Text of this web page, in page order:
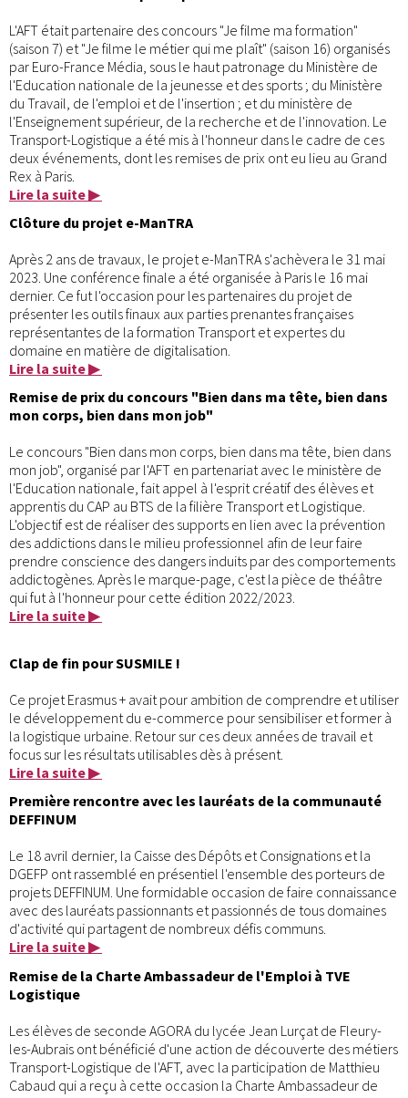
L'AFT était partenaire des concours "Je filme ma formation"
(saison 7) et "Je filme le métier qui me plaît" (saison 16) organisés
par Euro-France Média, sous le haut patronage du Ministère de
l'Education nationale de la jeunesse et des sports ; du Ministère
du Travail, de l'emploi et de l'insertion ; et du ministère de
l'Enseignement supérieur, de la recherche et de l'innovation. Le
Transport-Logistique a été mis à l'honneur dans le cadre de ces
deux événements, dont les remises de prix ont eu lieu au Grand
Rex à Paris.
Lire la suite ▶
Clôture du projet e-ManTRA
Après 2 ans de travaux, le projet e-ManTRA s'achèvera le 31 mai
2023. Une conférence finale a été organisée à Paris le 16 mai
dernier. Ce fut l'occasion pour les partenaires du projet de
présenter les outils finaux aux parties prenantes françaises
représentantes de la formation Transport et expertes du
domaine en matière de digitalisation.
Lire la suite ▶
Remise de prix du concours "Bien dans ma tête, bien dans
mon corps, bien dans mon job"
Le concours "Bien dans mon corps, bien dans ma tête, bien dans
mon job", organisé par l'AFT en partenariat avec le ministère de
l'Education nationale, fait appel à l'esprit créatif des élèves et
apprentis du CAP au BTS de la filière Transport et Logistique.
L'objectif est de réaliser des supports en lien avec la prévention
des addictions dans le milieu professionnel afin de leur faire
prendre conscience des dangers induits par des comportements
addictogènes. Après le marque-page, c'est la pièce de théâtre
qui fut à l'honneur pour cette édition 2022/2023.
Lire la suite ▶
Clap de fin pour SUSMILE !
Ce projet Erasmus + avait pour ambition de comprendre et utiliser
le développement du e-commerce pour sensibiliser et former à
la logistique urbaine. Retour sur ces deux années de travail et
focus sur les résultats utilisables dès à présent.
Lire la suite ▶
Première rencontre avec les lauréats de la communauté
DEFFINUM
Le 18 avril dernier, la Caisse des Dépôts et Consignations et la
DGEFP ont rassemblé en présentiel l'ensemble des porteurs de
projets DEFFINUM. Une formidable occasion de faire connaissance
avec des lauréats passionnants et passionnés de tous domaines
d'activité qui partagent de nombreux défis communs.
Lire la suite ▶
Remise de la Charte Ambassadeur de l'Emploi à TVE
Logistique
Les élèves de seconde AGORA du lycée Jean Lurçat de Fleury-
les-Aubrais ont bénéficié d'une action de découverte des métiers
Transport-Logistique de l'AFT, avec la participation de Matthieu
Cabaud qui a reçu à cette occasion la Charte Ambassadeur de